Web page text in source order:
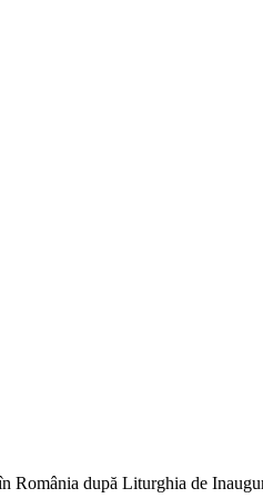
România după Liturghia de